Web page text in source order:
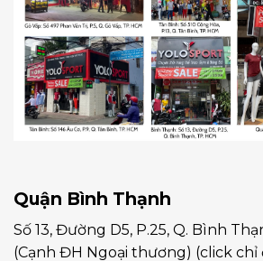
Quận Bình Thạnh
Số 13, Đường D5, P.25, Q. Bình
(Cạnh ĐH Ngoại thương) (click chỉ